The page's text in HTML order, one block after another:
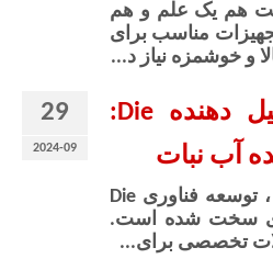
هم یک علم و هم
مناسب برای
و خوشمزه نیاز د...
29
2024-09
دستگاه های تشکیل دهنده Die:
آب نبات
در صنعت تولید آب نبات ، توسعه فناوری Die
سخت شده است.
تخصصی برای...